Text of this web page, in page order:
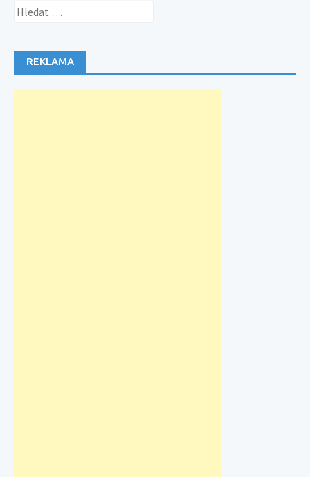
Vyhledávání
REKLAMA